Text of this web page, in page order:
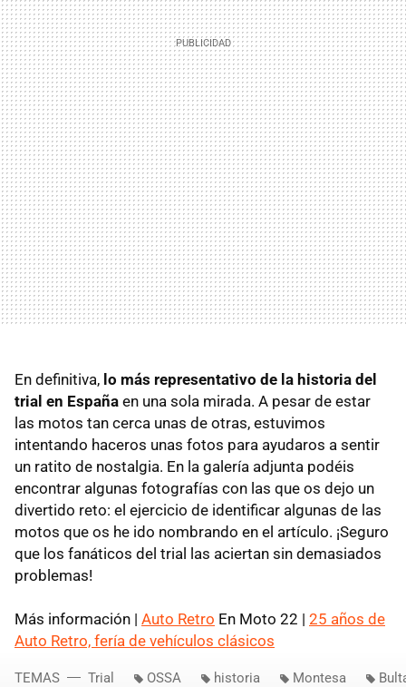
En definitiva, lo más representativo de la historia del
trial en España en una sola mirada. A pesar de estar
las motos tan cerca unas de otras, estuvimos
intentando haceros unas fotos para ayudaros a sentir
un ratito de nostalgia. En la galería adjunta podéis
encontrar algunas fotografías con las que os dejo un
divertido reto: el ejercicio de identificar algunas de las
motos que os he ido nombrando en el artículo. ¡Seguro
que los fanáticos del trial las aciertan sin demasiados
problemas!
Más información | Auto Retro En Moto 22 | 25 años de
Auto Retro, fería de vehículos clásicos
TEMAS Trial OSSA historia Montesa